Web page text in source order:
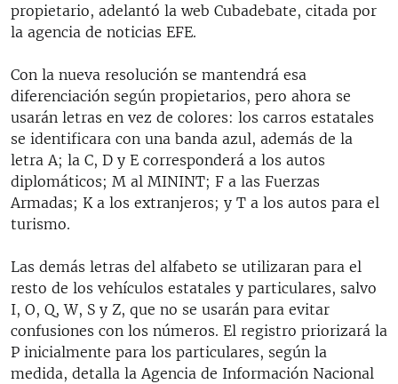
propietario, adelantó la web Cubadebate, citada por
la agencia de noticias EFE.
Con la nueva resolución se mantendrá esa
diferenciación según propietarios, pero ahora se
usarán letras en vez de colores: los carros estatales
se identificara con una banda azul, además de la
letra A; la C, D y E corresponderá a los autos
diplomáticos; M al MININT; F a las Fuerzas
Armadas; K a los extranjeros; y T a los autos para el
turismo.
Las demás letras del alfabeto se utilizaran para el
resto de los vehículos estatales y particulares, salvo
I, O, Q, W, S y Z, que no se usarán para evitar
confusiones con los números. El registro priorizará la
P inicialmente para los particulares, según la
medida, detalla la Agencia de Información Nacional